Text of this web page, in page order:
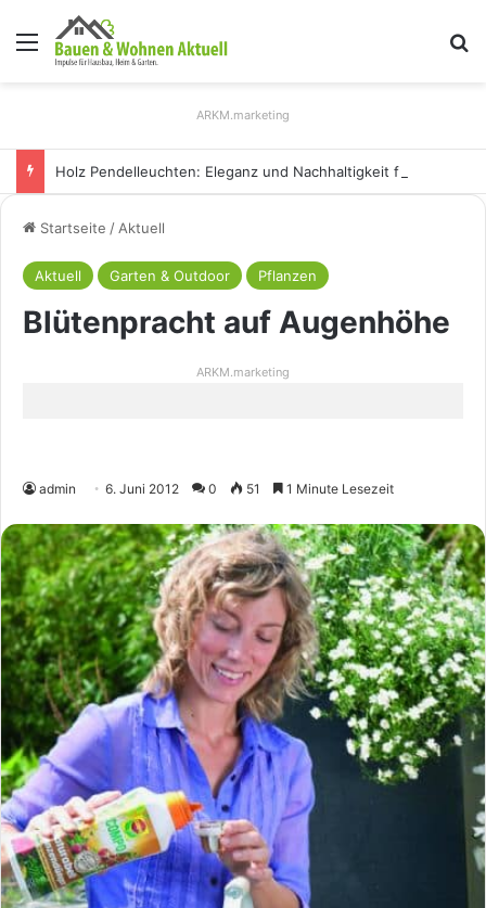
Menü
ARKM.marketing
Startseite / Aktuell
Aktuell Garten & Outdoor Pflanzen
Blütenpracht auf Augenhöhe
ARKM.marketing
admin 6. Juni 2012 0 51 1 Minute Lesezeit